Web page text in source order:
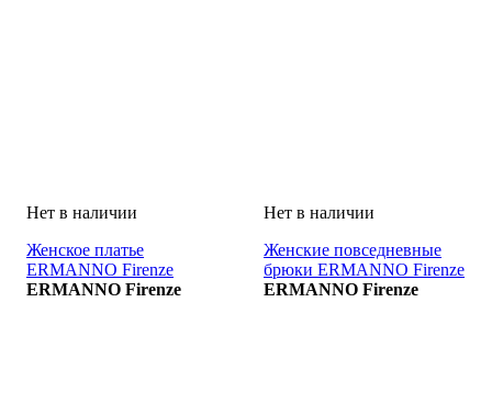
Женское платье
ERMANNO Firenze
VESTITO
ERMANNO Firenze
Женские повседневные
брюки ERMANNO Firenze
PANTALONE
ERMANNO Firenze